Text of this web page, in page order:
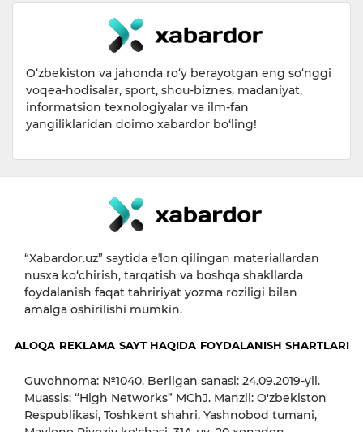
O‘zbekiston va jahonda ro‘y berayotgan eng so‘nggi
voqea-hodisalar, sport, shou-biznes, madaniyat,
informatsion texnologiyalar va ilm-fan
yangiliklaridan doimo xabardor bo‘ling!
“Xabardor.uz” saytida eʼlon qilingan materiallardan
nusxa ko‘chirish, tarqatish va boshqa shakllarda
foydalanish faqat tahririyat yozma roziligi bilan
amalga oshirilishi mumkin.
ALOQA REKLAMA SAYT HAQIDA FOYDALANISH SHARTLARI
Guvohnoma: №1040. Berilgan sanasi: 24.09.2019-yil.
Muassis: “High Networks” MChJ. Manzil: O'zbekiston
Respublikasi, Toshkent shahri, Yashnobod tumani,